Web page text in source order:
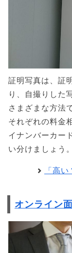
証明写真は、証
り、自撮りした
さまざまな方法
それぞれの料金
イナンバーカー
い分けましょう。
「高
オンライン